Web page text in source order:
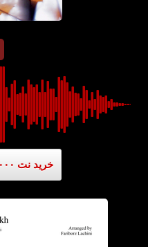
خرید نت ۳۰۰۰۰ تومان